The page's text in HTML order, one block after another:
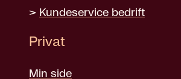
> Kundeservice bedrift
Privat
Min side